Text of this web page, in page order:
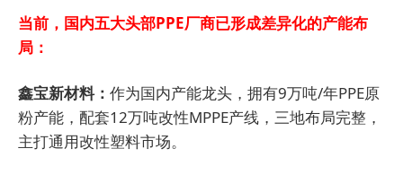
当前，国内五大头部PPE厂商已形成差异化的产能布
局：
鑫宝新材料： 作为国内产能龙头，拥有9万吨/年PPE原
粉产能，配套12万吨改性MPPE产线，三地布局完整，
主打通用改性塑料市场。